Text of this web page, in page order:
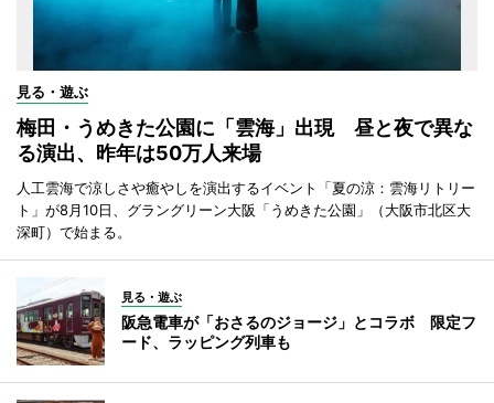
見る・遊ぶ
梅田・うめきた公園に「雲海」出現 昼と夜で異な
る演出、昨年は50万人来場
人工雲海で涼しさや癒やしを演出するイベント「夏の涼：雲海リトリー
ト」が8月10日、グラングリーン大阪「うめきた公園」（大阪市北区大
深町）で始まる。
見る・遊ぶ
阪急電車が「おさるのジョージ」とコラボ 限定フ
ード、ラッピング列車も